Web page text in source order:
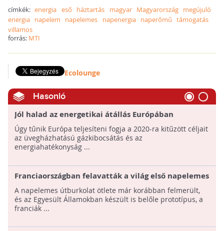
címkék:energia eső háztartás magyar Magyarország megújuló
energia napelem napelemes napenergia naperőmű támogatás
villamos
forrás: MTI
Ecolounge
Hasonló
Jól halad az energetikai átállás Európában
Úgy tűnik Európa teljesíteni fogja a 2020-ra kitűzött céljait
az üvegházhatású gázkibocsátás és az
energiahatékonyság ...
Franciaországban felavatták a világ első napelemes
autóútját
A napelemes útburkolat ötlete már korábban felmerült,
és az Egyesült Államokban készült is belőle prototípus, a
franciák ...